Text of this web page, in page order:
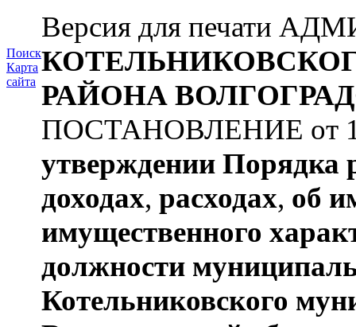
Поиск
Карта
сайта
Версия для печати
РАЙОНА
ПОСТАНОВЛЕНИЕ от
утверждении Порядка
доходах, расходах, об
имущественного
должности
Котельниковского